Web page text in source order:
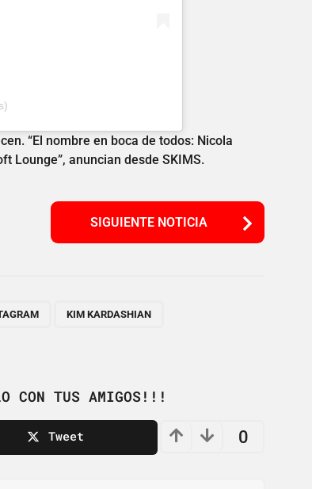
“El nombre en boca de todos: Nicola
Lounge”, anuncian desde SKIMS.
SIGUIENTE NOTICIA
KIM KARDASHIAN
CON TUS AMIGOS!!!
0
Tweet